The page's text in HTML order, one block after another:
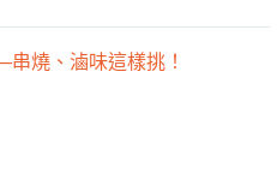
燒、滷味這樣挑！